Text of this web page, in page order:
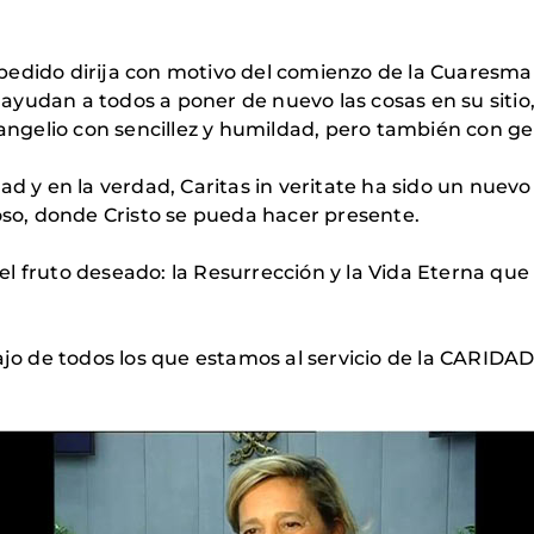
dirija con motivo del comienzo de la
a todos a poner de nuevo las cosas en su
con sencillez y humildad, pero también con
y en la verdad, Caritas in veritate ha sido un
donde Cristo se pueda hacer presente.
fruto deseado: la Resurrección y la Vida Eterna
de todos los que estamos al servicio de la